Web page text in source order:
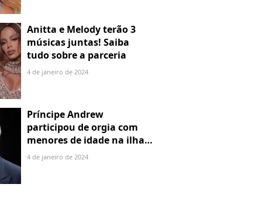
Anitta e Melody terão 3
músicas juntas! Saiba
tudo sobre a parceria
4 de janeiro de 2024
Príncipe Andrew
participou de orgia com
menores de idade na ilha
de Jeffrey Epstein, chefe de
4 de janeiro de 2024